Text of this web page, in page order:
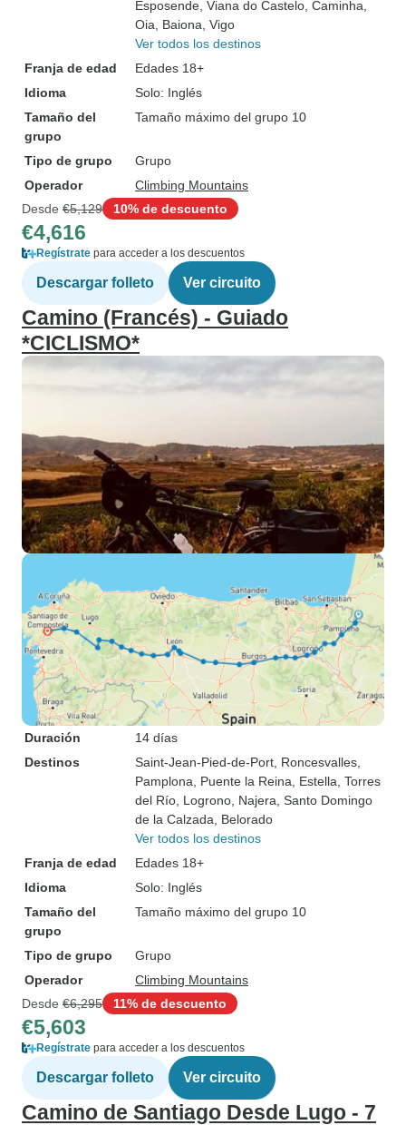
Esposende , Viana do Castelo , Caminha
Oia , Baiona , Vigo
Ver todos los destinos
Franja de edad
Edades 18+
Idioma
Solo: Inglés
Tamaño del
grupo
Tamaño máximo del grupo 10
Tipo de grupo
Grupo
Operador
Climbing Mountains
Desde €5,129 10% de descuento
€4,616
Regístrate para acceder a los descuentos
Descargar folleto Ver circuito
Camino (Francés) - Guiado
*CICLISMO*
Duración
14 días
Destinos
Saint-Jean-Pied-de-Port , Roncesvalles
Pamplona , Puente la Reina , Estella , Torres
del Río , Logrono , Najera , Santo Domingo
de la Calzada , Belorado
Ver todos los destinos
Franja de edad
Edades 18+
Idioma
Solo: Inglés
Tamaño del
grupo
Tamaño máximo del grupo 10
Tipo de grupo
Grupo
Operador
Climbing Mountains
Desde €6,295 11% de descuento
€5,603
Regístrate para acceder a los descuentos
Descargar folleto Ver circuito
Camino de Santiago Desde Lugo - 7